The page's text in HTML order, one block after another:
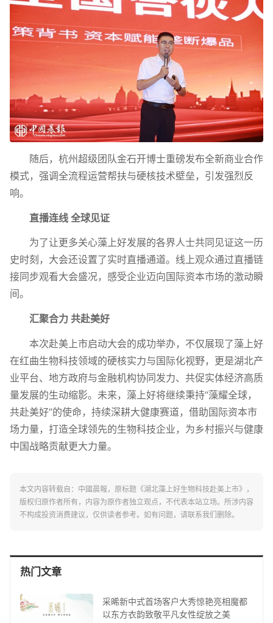
随后，杭州超级团队金石开博士重磅发布全新商业合作
模式，强调全流程运营帮扶与硬核技术壁垒，引发强烈反
响。
直播连线 全球见证
为了让更多关心藻上好发展的各界人士共同见证这一历
史时刻，大会还设置了实时直播通道。线上观众通过直播链
接同步观看大会盛况，感受企业迈向国际资本市场的激动瞬
间。
汇聚合力 共赴美好
本次赴美上市启动大会的成功举办，不仅展现了藻上好
在红曲生物科技领域的硬核实力与国际化视野，更是湖北产
业平台、地方政府与金融机构协同发力、共促实体经济高质
量发展的生动缩影。未来，藻上好将继续秉持“藻耀全球，
共赴美好”的使命，持续深耕大健康赛道，借助国际资本市
场力量，打造全球领先的生物科技企业，为乡村振兴与健康
中国战略贡献更大力量。
本文内容转载自：中國晨報，原标题《湖北藻上好生物科技赴美上市》，
版权归原作者所有，内容为原作者独立观点，不代表本站立场。所涉内容
不构成投资消费建议，仅供读者参考。如有问题，请联系我们删除。
热门文章
采晞新中式首场客户大秀惊艳亮相魔都
以东方衣韵致敬平凡女性绽放之美